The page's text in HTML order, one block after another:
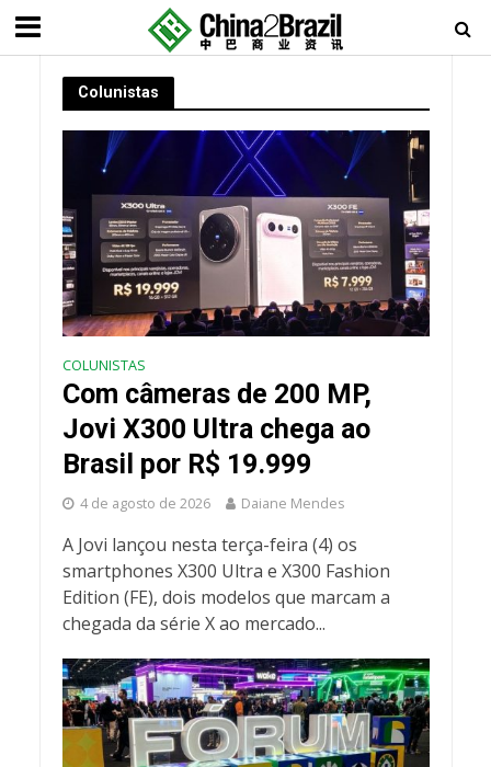
Colunistas
COLUNISTAS
Com câmeras de 200 MP,
Jovi X300 Ultra chega ao
Brasil por R$ 19.999
4 de agosto de 2026 Daiane Mendes
A Jovi lançou nesta terça-feira (4) os
smartphones X300 Ultra e X300 Fashion
Edition (FE), dois modelos que marcam a
chegada da série X ao mercado...